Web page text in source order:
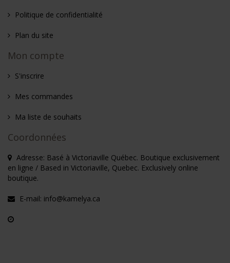
Politique de confidentialité
Plan du site
Mon compte
S'inscrire
Mes commandes
Ma liste de souhaits
Coordonnées
Adresse: Basé à Victoriaville Québec. Boutique exclusivement
en ligne / Based in Victoriaville, Quebec. Exclusively online
boutique.
E-mail: info@kamelya.ca